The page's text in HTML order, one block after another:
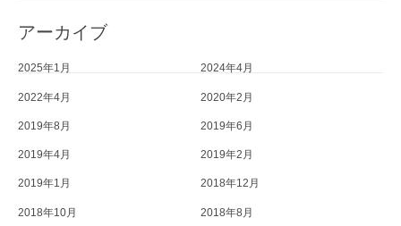
アーカイブ
2025年1月 2024年4月
2022年4月 2020年2月
2019年8月 2019年6月
2019年4月 2019年2月
2019年1月 2018年12月
2018年10月 2018年8月